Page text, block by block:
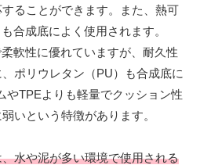
ることができます。また、熱可
合成底によく使用されます。
軟性に優れていますが、耐久性
ポリウレタン（PU）も合成底に
やTPEよりも軽量でクッション性
いという特徴があります。
水や泥が多い環境で使用される